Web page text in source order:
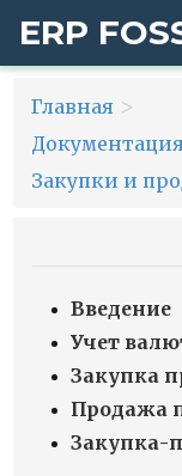
ERP
Главная >
Закупки и
Введение
Учет
Закупка
Продажа
Закупка-